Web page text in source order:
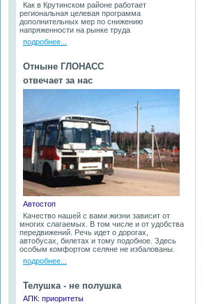
Как в Крутинском районе работает
региональная целевая программа
дополнительных мер по снижению
напряженности на рынке труда
подробнее...
Отныне ГЛОНАСС
отвечает за нас
Автостоп
Качество нашей с вами жизни зависит от
многих слагаемых. В том числе и от удобства
передвижений. Речь идет о дорогах,
автобусах, билетах и тому подобное. Здесь
особым комфортом селяне не избалованы.
подробнее...
Телушка - не полушка
АПК: приоритеты